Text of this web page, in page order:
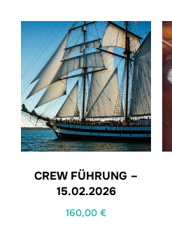
CREW FÜHRUNG –
15.02.2026
160,00 €